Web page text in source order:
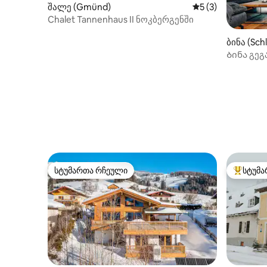
შალე (Gmünd) საშუალო
5 (3)
Chalet Tannenhaus II ნოკბერგენში
ბინა
Ბინა
სტუმართა რჩეული
სტუმართა რჩეული